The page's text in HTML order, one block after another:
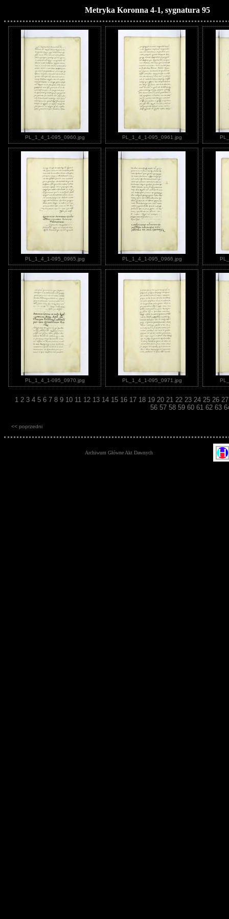
Metryka Koronna 4-1, sygnatura 95
PL_1_4_1-095_0960.jpg PL_1_4_1-095_0961.jpg
PL_1_4_1-095_0965.jpg PL_1_4_1-095_0966.jpg
PL_1_4_1-095_0970.jpg PL_1_4_1-095_0971.jpg
1 2 3 4 5 6 7 8 9 10 11 12 13 14 15 16 17 18 19 20 21 22 23 24 25 26
56 57 58 59 60 61 62 63
<< poprzedni
Archiwum Główne Akt Dawnych